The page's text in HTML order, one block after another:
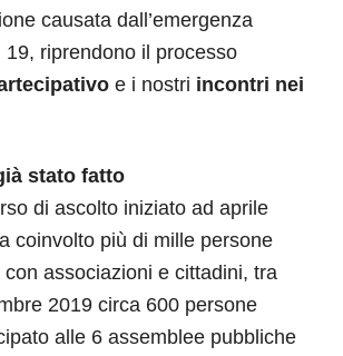
causata dall’emergenza
19, riprendono il processo
e i nostri incontri nei
stato fatto
di ascolto iniziato ad aprile
coinvolto più di mille persone
associazioni e cittadini, tra
2019 circa 600 persone
alle 6 assemblee pubbliche